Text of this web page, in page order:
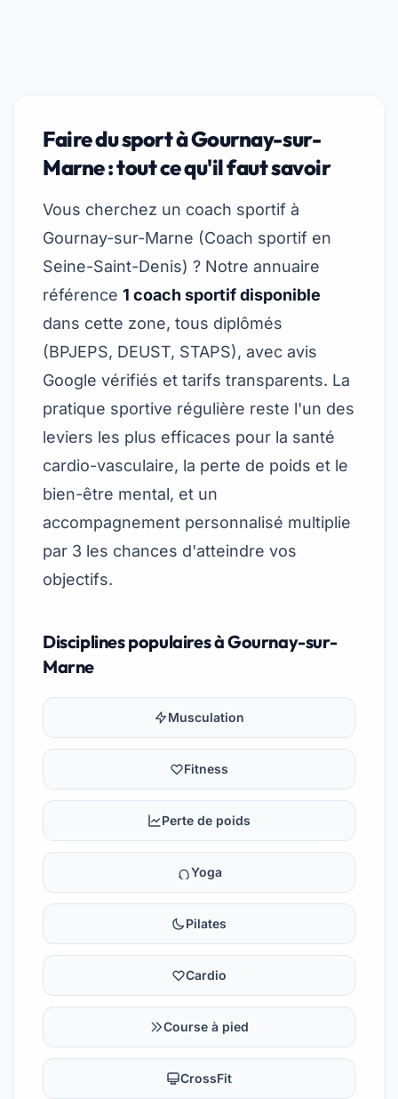
Faire du sport à Gournay-sur-
Marne : tout ce qu'il faut savoir
Vous cherchez un coach sportif à
Gournay-sur-Marne (Coach sportif en
Seine-Saint-Denis) ? Notre annuaire
référence 1 coach sportif disponible
dans cette zone, tous diplômés
(BPJEPS, DEUST, STAPS), avec avis
Google vérifiés et tarifs transparents. La
pratique sportive régulière reste l'un des
leviers les plus efficaces pour la santé
cardio-vasculaire, la perte de poids et le
bien-être mental, et un
accompagnement personnalisé multiplie
par 3 les chances d'atteindre vos
objectifs.
Disciplines populaires à Gournay-sur-
Marne
Musculation
Fitness
Perte de poids
Yoga
Pilates
Cardio
Course à pied
CrossFit